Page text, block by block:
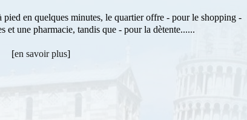
pied en quelques minutes, le quartier offre - pour le shopping -
et une pharmacie, tandis que - pour la dètente......
[en savoir plus]